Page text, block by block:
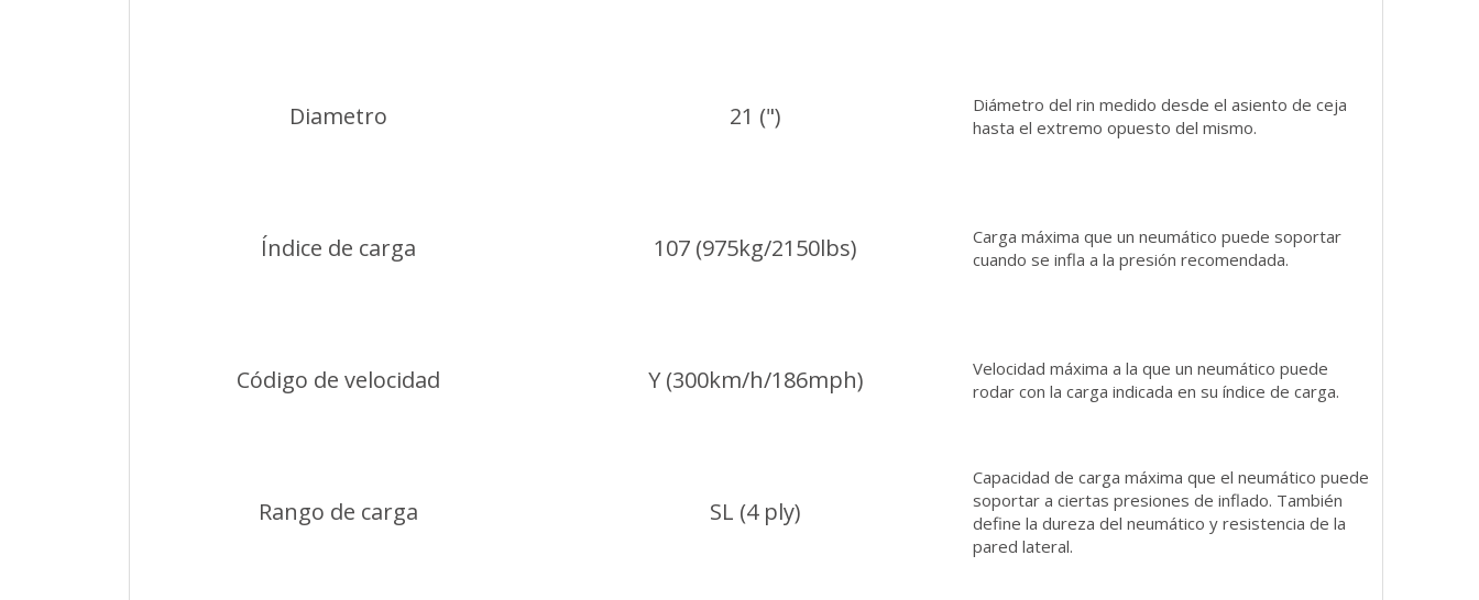
Diametro 21 (")
Diámetro del rin medido desde el asiento de ceja
hasta el extremo opuesto del mismo.
Índice de carga 107 (975kg/2150lbs)
Carga máxima que un neumático puede soportar
cuando se infla a la presión recomendada.
Código de velocidad Y (300km/h/186mph)
Velocidad máxima a la que un neumático puede
rodar con la carga indicada en su índice de carga.
Rango de carga SL (4 ply)
Capacidad de carga máxima que el neumático puede
soportar a ciertas presiones de inflado. También
define la dureza del neumático y resistencia de la
pared lateral.